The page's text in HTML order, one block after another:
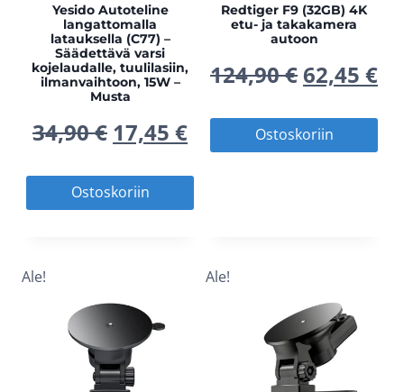
Yesido Autoteline
langattomalla
latauksella (C77) –
Säädettävä varsi
kojelaudalle, tuulilasiin,
ilmanvaihtoon, 15W –
Musta
34,90€ A
l
k
p
e
17,45 €N
y
k
Ostoskoriin
Redtiger F9 (32GB) 4K
etu- ja takakamera
autoon
124,90€A
l
k
r
ä
62,45 €N
y
k
Ostoskoriin
Ale! Ale!